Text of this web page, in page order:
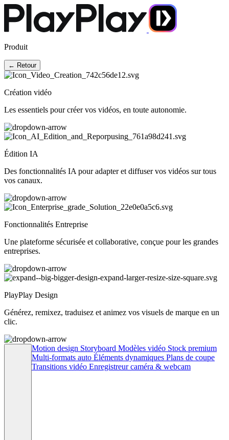
Produit
← Retour
Création vidéo
Les essentiels pour créer vos vidéos, en toute autonomie.
Édition IA
Des fonctionnalités IA pour adapter et diffuser vos vidéos sur tous
vos canaux.
Fonctionnalités Entreprise
Une plateforme sécurisée et collaborative, conçue pour les grandes
entreprises.
PlayPlay Design
Générez, remixez, traduisez et animez vos visuels de marque en un
clic.
Motion design Storyboard Modèles vidéo Stock premium
Multi-formats auto Éléments dynamiques Plans de coupe
Transitions vidéo Enregistreur caméra & webcam